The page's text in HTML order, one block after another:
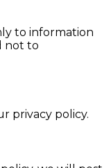
to information
not to
privacy policy.